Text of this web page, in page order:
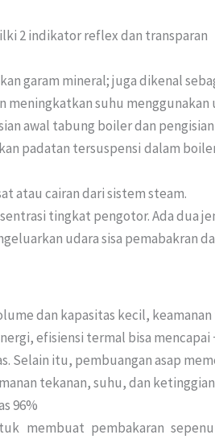
2 indikator reflex dan transparan
garam mineral; juga dikenal
suhu menggunakan
awal tabung boiler dan
padatan tersuspensi dalam
atau cairan dari sistem steam.
tingkat pengotor. Ada dua
udara sisa pemabakran
dan kapasitas kecil,
efisiensi termal bisa mencapai
Selain itu, pembuangan asap
tekanan, suhu, dan ketinggian
96%
membuat pembakaran